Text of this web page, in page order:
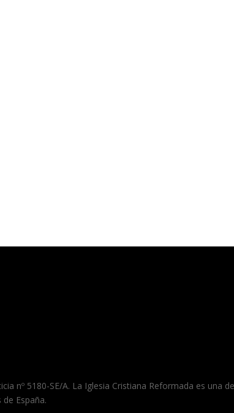
nº 5180-SE/A. La Iglesia Cristiana Reformada es una
España.